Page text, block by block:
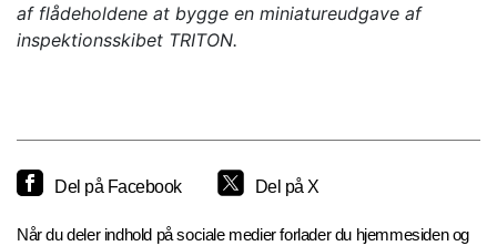
af flådeholdene at bygge en miniatureudgave af
inspektionsskibet TRITON.
Del på Facebook Del på X
Når du deler indhold på sociale medier forlader du hjemmesiden og